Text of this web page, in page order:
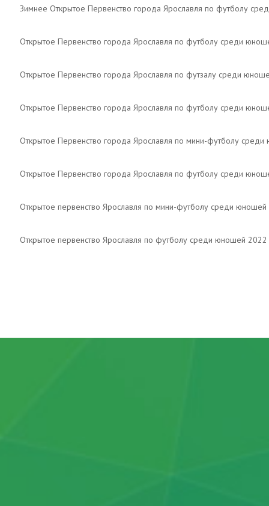
Зимнее Открытое Первенство города Ярославля по футболу
Открытое Первенство города Ярославля по футболу среди
Открытое Первенство города Ярославля по футзалу среди
Открытое Первенство города Ярославля по футболу среди
Открытое Первенство города Ярославля по мини-футболу
Открытое Первенство города Ярославля по футболу среди
Открытое первенство Ярославля по мини-футболу среди
Открытое первенство Ярославля по футболу среди юношей 2022